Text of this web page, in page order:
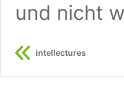
und nicht
intellectures